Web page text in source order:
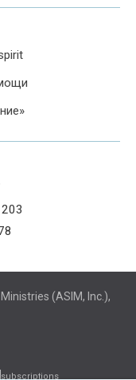
(ASIM, Inc.),
subscriptions